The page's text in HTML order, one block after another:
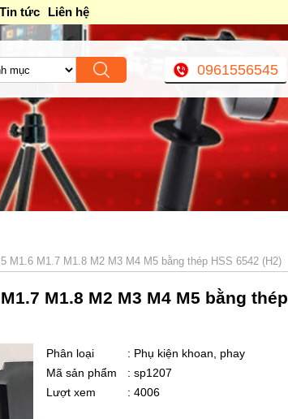
Tin tức Liên hệ
0961556545
M1.6 M1.7 M1.8 M2 M3 M4 M5 bằng thép HSS 6542 (H2)
M1.8 M2 M3 M4 M5 bằng thép
Phân loại
: Phụ kiện khoan, phay
Mã sản phẩm
: sp1207
Lượt xem
: 4006